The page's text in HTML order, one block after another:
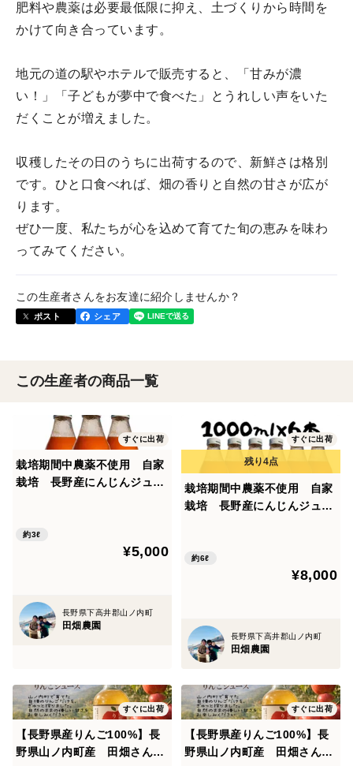
肥料や農薬は必要最低限に抑え、土づくりから時間を
かけて向き合っています。
地元の道の駅やホテルで販売すると、「甘みが濃
い！」「子どもが夢中で食べた」とうれしい声をいた
だくことが増えました。
収穫したその日のうちに出荷するので、新鮮さは格別
です。ひと口食べれば、畑の香りと自然の甘さが広が
ります。
ぜひ一度、私たちが心を込めて育てた旬の恵みを味わ
ってみてください。
この生産者さんをお友達に紹介しませんか？
ポスト シェア
この生産者の商品一覧
すぐに出荷
栽培期間中農薬不使用 自家
栽培 長野産にんじんジュー
約3ℓ
¥5,000
長野県下高井郡山ノ内町
田畑農園
すぐに出荷
栽培期間中農薬不使用 自家
栽培 長野産にんじんジュー
約6ℓ
¥8,000
長野県下高井郡山ノ内町
田畑農園
すぐに出荷
【長野県産りんご100%】長
野県山ノ内町産 田畑さんち
すぐに出荷
【長野県産りんご100%】長
野県山ノ内町産 田畑さんち